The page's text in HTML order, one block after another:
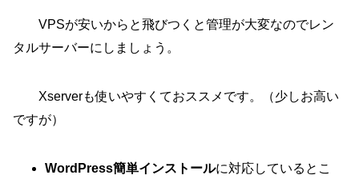
VPSが安いからと飛びつくと管理が大変なのでレン
タルサーバーにしましょう。
Xserverも使いやすくておススメです。（少しお高い
ですが）
WordPress簡単インストールに対応しているとこ